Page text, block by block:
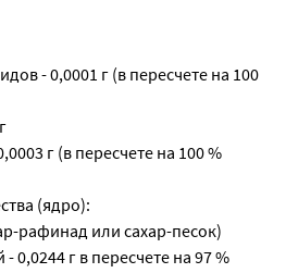
- 0,0001 г (в пересчете на 100
г (в пересчете на 100 %
(ядро):
рафинад или сахар-песок)
г в пересчете на 97 %